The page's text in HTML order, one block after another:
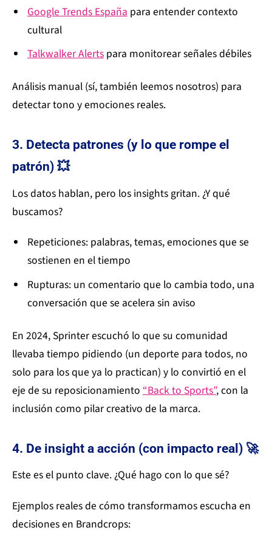
Google Trends España para entender contexto
cultural
Talkwalker Alertspara monitorear señales débiles
Análisis manual (sí, también leemos nosotros) para
detectar tono y emociones reales.
3. Detecta patrones (y lo que rompe el
patrón) 💥
Los datos hablan, pero los insights gritan. ¿Y qué
buscamos?
Repeticiones: palabras, temas, emociones que se
sostienen en el tiempo
Rupturas: un comentario que lo cambia todo, una
conversación que se acelera sin aviso
En 2024, Sprinter escuchó lo que su comunidad
llevaba tiempo pidiendo (un deporte para todos, no
solo para los que ya lo practican) y lo convirtió en el
eje de su reposicionamiento “Back to Sports”, con la
inclusión como pilar creativo de la marca.
4. De insight a acción (con impacto real) 🚀
Este es el punto clave. ¿Qué hago con lo que sé?
Ejemplos reales de cómo transformamos escucha en
decisiones en Brandcrops: